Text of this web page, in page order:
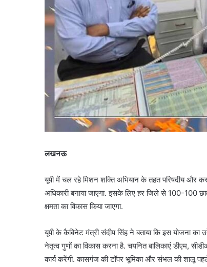
लखनऊ
यूपी में चल रहे मिशन शक्ति अभियान के तहत परिषदीय और
अधिकारी बनाया जाएगा. इसके लिए हर जिले से 100-100
क्षमता का विकास किया जाएगा.
यूपी के कैबिनेट मंत्री संदीप सिंह ने बताया कि इस योजना
नेतृत्व गुणों का विकास करना है. चयनित बालिकाएं डीएम,
कार्य करेंगी. कासगंज की टॉपर भूमिका और संभल की शालू